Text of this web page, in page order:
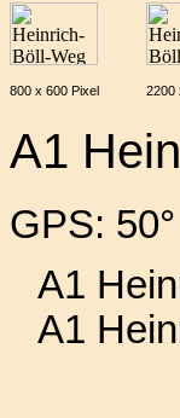
800 x 600 Pixel 2200
A1
GPS:
A1
A1